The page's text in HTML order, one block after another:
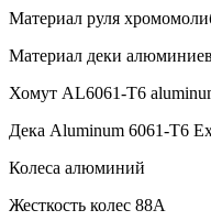
Материал руля
Материал деки
Хомут AL6061-T6
Дека Aluminum 6061-T6
Колеса алюминий
Жесткость колес 88А